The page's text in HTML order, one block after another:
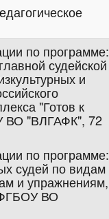
по программе:
судейской
и
"Готов к
ВО "ВЛГАФК", 72
по программе:
судей по видам
и упражнениям,
ВО